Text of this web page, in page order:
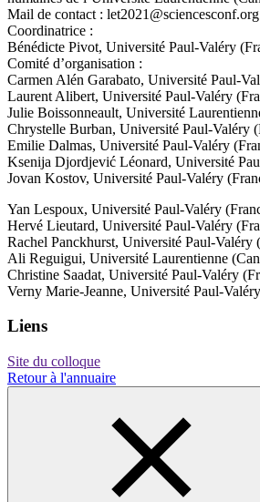
Mail de contact : let2021@sciencesconf.org
Coordinatrice :
Bénédicte Pivot, Université Paul-Valéry
Comité d’organisation :
Carmen Alén Garabato, Université Paul-
Laurent Alibert, Université Paul-Valéry
Julie Boissonneault, Université
Chrystelle Burban, Université Paul-Valéry
Emilie Dalmas, Université Paul-Valéry
Ksenija Djordjević Léonard, Université
Jovan Kostov, Université Paul-Valéry
Yan Lespoux, Université Paul-Valéry
Hervé Lieutard, Université Paul-Valéry
Rachel Panckhurst, Université Paul-Valéry
Ali Reguigui, Université Laurentienne
Christine Saadat, Université Paul-Valéry
Verny Marie-Jeanne, Université Paul-
Liens
Site du colloque
Retour à l'annuaire